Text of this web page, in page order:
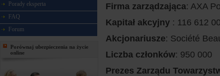
Porady eksperta
FAQ
Forum
Porównaj ubezpieczenia na życie
online
Firma zarządzająca: AXA
Kapitał akcyjny : 116 612
Akcjonariusze: Société
Liczba członków: 950 000
Prezes Zarządu